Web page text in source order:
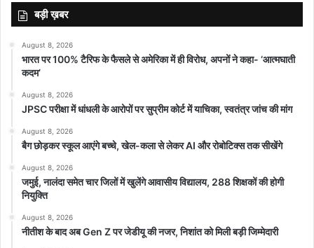
बड़ी ख़बर
August 8, 2026
भारत पर 100% टैरिफ के फैसले से अमेरिका में ही विरोध, अपनों ने कहा- ‘आत्मघाती
कदम’
August 8, 2026
JPSC परीक्षा में धांधली के आरोपों पर सुप्रीम कोर्ट में याचिका, स्वतंत्र जांच की मांग
August 8, 2026
बैग छोड़कर स्कूल आएंगे बच्चे, खेल-कला से लेकर AI और रोबोटिक्स तक सीखेंगे
August 8, 2026
जमुई, नालंदा समेत चार जिलों में खुलेंगे आवासीय विद्यालय, 288 शिक्षकों की होगी
नियुक्ति
August 8, 2026
नीतीश के बाद अब Gen Z पर जेडीयू की नजर, निशांत को मिली बड़ी जिम्मेदारी